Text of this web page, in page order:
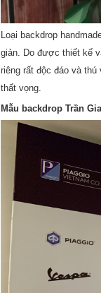
Loại backdrop
giản. Do được thiết kế
riêng rất độc đáo và
thất vọng.
Mẫu backdrop Trần